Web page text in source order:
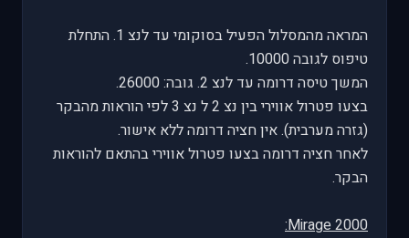
המראה מהמסלול הפעיל בסוקומי עד לנצ 1. התחלת
טיפוס לגובה 10000.
המשך טיסה דרומה עד לנצ 2. גובה: 26000.
בצעו פטרול אווירי בין נצ 2 ל נצ 3 לפי הוראות מהבקר
(גזרה מערבית). אין חציה דרומה ללא אישור.
לאחר חציה דרומה בצעו פטרול אווירי בהתאם להוראות
הבקר.
Mirage 2000: